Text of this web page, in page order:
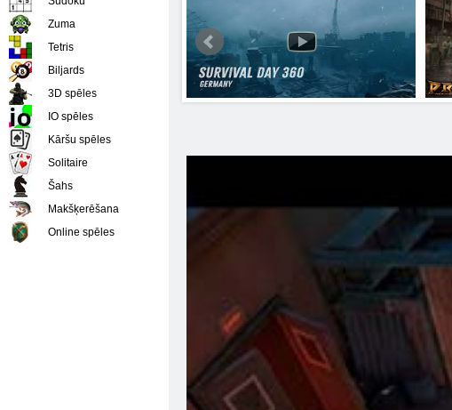
Zuma
Tetris
Biljards
3D spēles
IO spēles
Kāršu spēles
Solitaire
Šahs
Makšķerēšana
Online spēles